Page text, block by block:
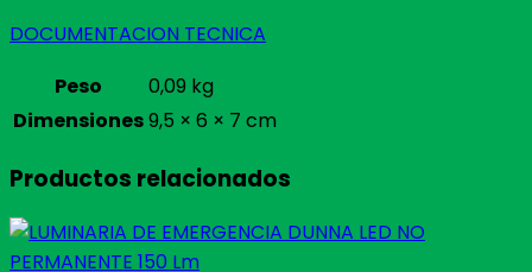
DOCUMENTACION TECNICA
Peso
0,09 kg
Dimensiones9,5 × 6 × 7 cm
Productos relacionados